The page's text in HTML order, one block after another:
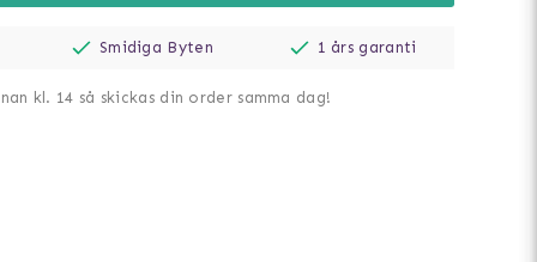
Smidiga Byten 1 års garanti
kl. 14 så skickas din order samma dag!